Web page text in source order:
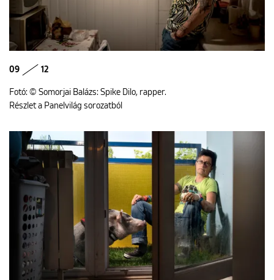
09 12
Fotó: © Somorjai Balázs: Spike Dilo, rapper.
Részlet a Panelvilág sorozatból